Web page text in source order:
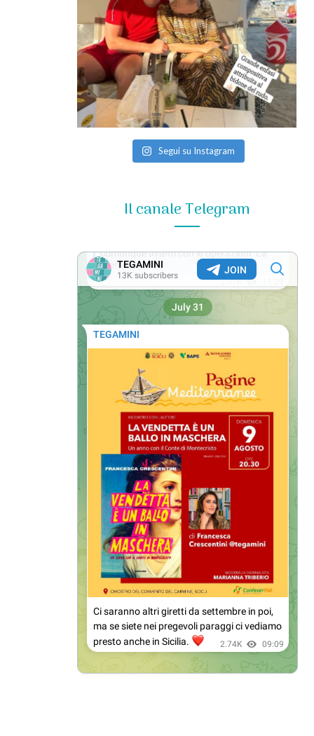
Segui su Instagram
Il canale Telegram